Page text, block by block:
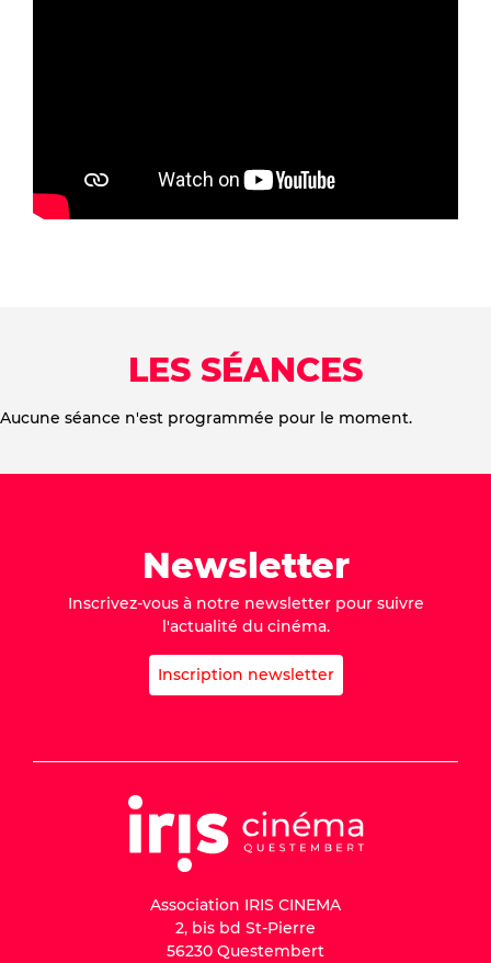
LES SÉANCES
Aucune séance n'est programmée pour le moment.
Newsletter
Inscrivez-vous à notre newsletter pour suivre
l'actualité du cinéma.
Inscription newsletter
Association IRIS CINEMA
2, bis bd St-Pierre
56230 Questembert